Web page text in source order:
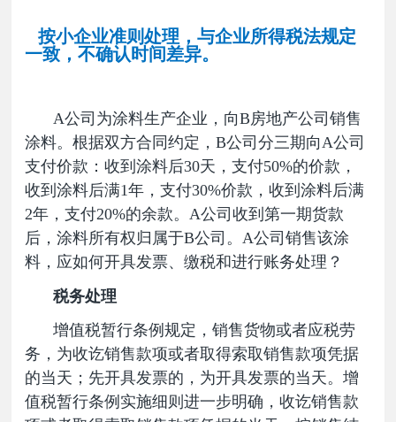
按小企业准则处理，与企业所得税法规定
一致，不确认时间差异。
A公司为涂料生产企业，向B房地产公司销售
涂料。根据双方合同约定，B公司分三期向A公司
支付价款：收到涂料后30天，支付50%的价款，
收到涂料后满1年，支付30%价款，收到涂料后满
2年，支付20%的余款。A公司收到第一期货款
后，涂料所有权归属于B公司。A公司销售该涂
料，应如何开具发票、缴税和进行账务处理？
税务处理
增值税暂行条例规定，销售货物或者应税劳
务，为收讫销售款项或者取得索取销售款项凭据
的当天；先开具发票的，为开具发票的当天。增
值税暂行条例实施细则进一步明确，收讫销售款